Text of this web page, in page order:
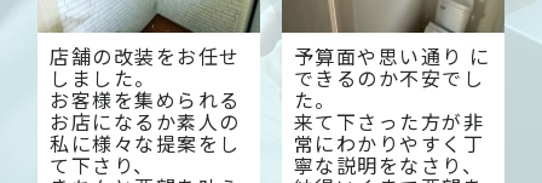
店舗の改装をお任せ
しました。
お客様を集められる
お店になるか素人の
私に様々な提案をし
て下さり、
予算面や思い通り に
できるのか不安でし
た。
来て下さった方が非
常にわかりやすく丁
寧な説明をなさり、